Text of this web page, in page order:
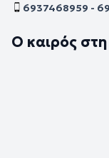
6937468959 -
Ο καιρός